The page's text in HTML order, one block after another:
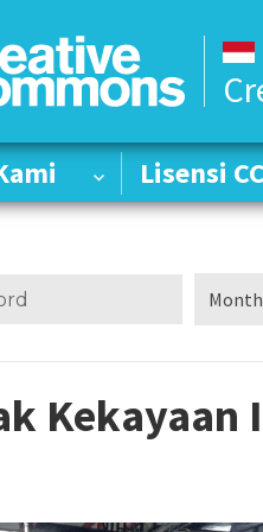
Lisensi CC
Lisensi CC